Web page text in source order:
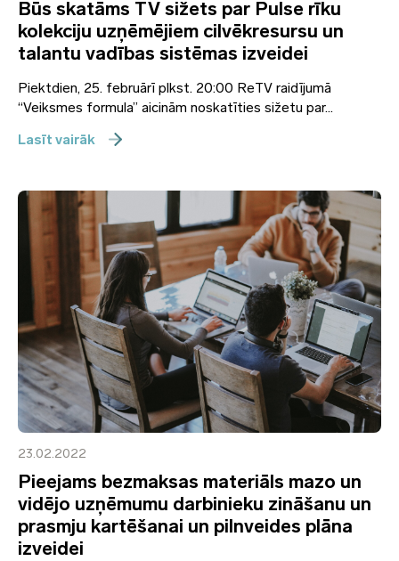
Būs skatāms TV sižets par Pulse rīku
kolekciju uzņēmējiem cilvēkresursu un
talantu vadības sistēmas izveidei
Piektdien, 25. februārī plkst. 20:00 ReTV raidījumā
“Veiksmes formula” aicinām noskatīties sižetu par...
Lasīt vairāk
23.02.2022
Pieejams bezmaksas materiāls mazo un
vidējo uzņēmumu darbinieku zināšanu un
prasmju kartēšanai un pilnveides plāna
izveidei